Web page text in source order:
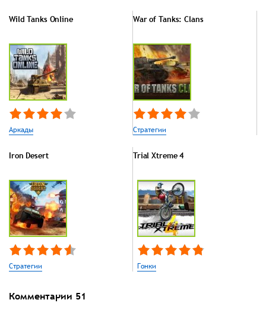
Wild Tanks Online
Аркады
War of Tanks: Clans
Стратегии
Iron Desert
Стратегии
Trial Xtreme 4
Гонки
Комментарии 51